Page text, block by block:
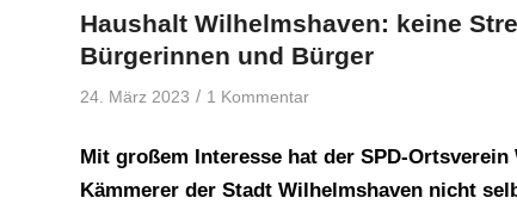
Haushalt Wilhelmshaven: keine
Bürgerinnen und Bürger
24. März 2023 / 1 Kommentar
Mit großem Interesse hat der SPD-
Kämmerer der Stadt Wilhelmshaven nicht